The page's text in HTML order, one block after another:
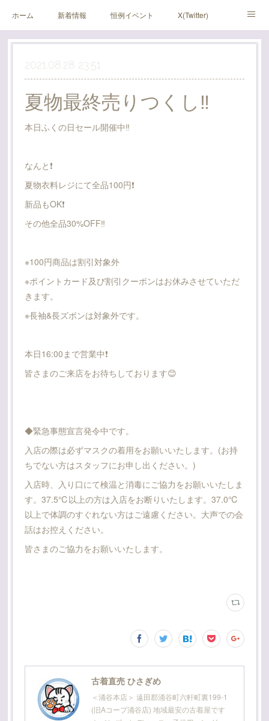
ホーム 新着情報 恒例イベント X(Twitter)
アメブロ Instagram
2021.08.28 23:51
夏物最終売りつくし‼️
本日ふくの日セール開催中‼️
なんと❗
夏物衣料レジにて全品100円❗
新品もOK❗
その他全品30%OFF‼️
※100円商品は割引対象外
※ポイントカード及び割引クーポンはお休みさせていただ
きます。
※長袖&長ズボンは対象外です。
本日16:00まで営業中❗
皆さまのご来店をお待ちしております😊
◆緊急事態宣言発令中です。
入店の際は必ずマスクの着用をお願いいたします。(お持
ちでない方はスタッフにお申し出ください。)
入店時、入り口にて検温と消毒にご協力をお願いいたしま
す。37.5℃以上の方は入店をお断りいたします。37.0℃
以上で体調のすぐれない方はご遠慮ください。大声での会
話はお控えください。
皆さまのご協力をお願いいたします。
古着直売 ひさぎめ
＜涌谷本店＞ 遠田郡涌谷町六軒町裏199-1
(旧Aコープ涌谷店) 地域最安の古着屋です